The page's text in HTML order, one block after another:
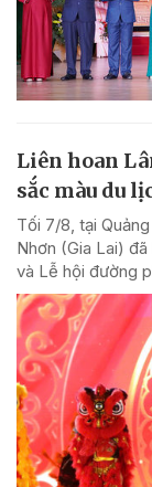
Liên hoan
sắc màu du
Tối 7/8, tại
Nhơn (Gia Lai)
và Lễ hội đường